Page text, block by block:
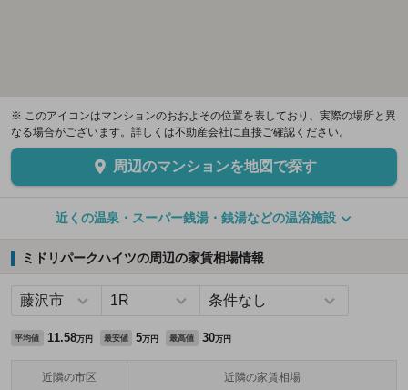
※ このアイコンはマンションのおおよその位置を表しており、実際の場所と異
なる場合がございます。詳しくは不動産会社に直接ご確認ください。
周辺のマンションを地図で探す
近くの温泉・スーパー銭湯・銭湯などの温浴施設
ミドリパークハイツの周辺の家賃相場情報
平均値 11.58万円 最安値 5万円 最高値 30万円
近隣の市区 近隣の家賃相場